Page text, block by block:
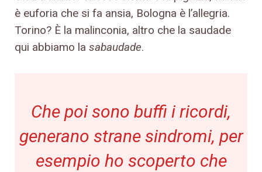
è euforia che si fa ansia, Bologna è l’allegria.
Torino? È la malinconia, altro che la saudade
qui abbiamo la sabaudade.
Che poi sono buffi i ricordi,
generano strane sindromi, per
esempio ho scoperto che